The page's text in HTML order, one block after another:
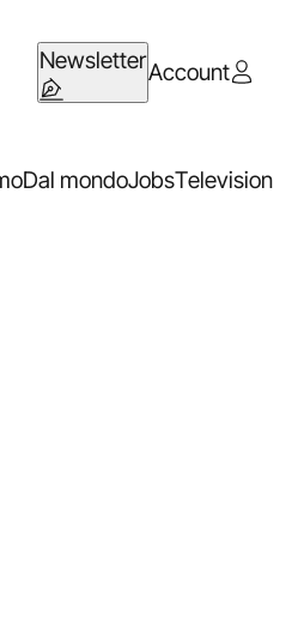
NewsletterAccount
Dal mondoJobsTelevision